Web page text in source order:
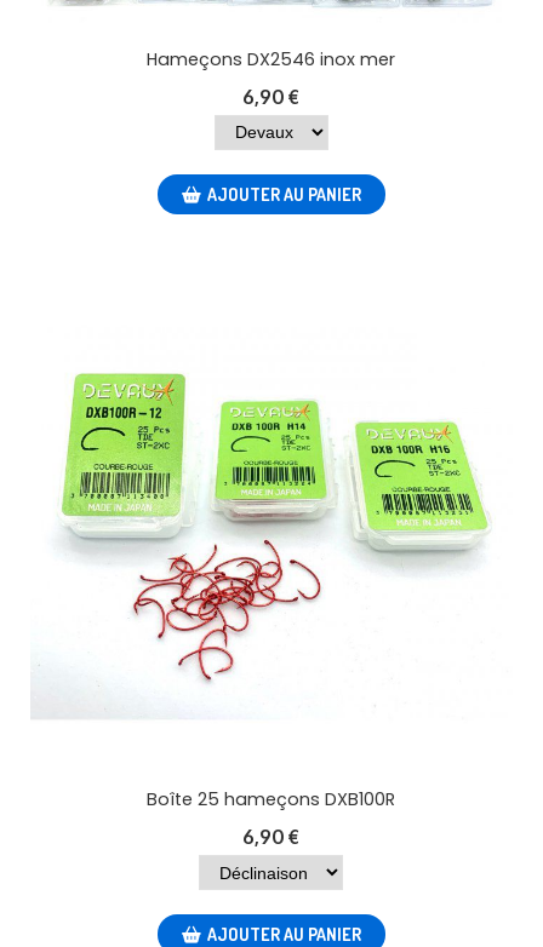
Hameçons DX2546 inox mer
6,90 €
AJOUTER AU PANIER
Boîte 25 hameçons DXB100R
6,90 €
AJOUTER AU PANIER